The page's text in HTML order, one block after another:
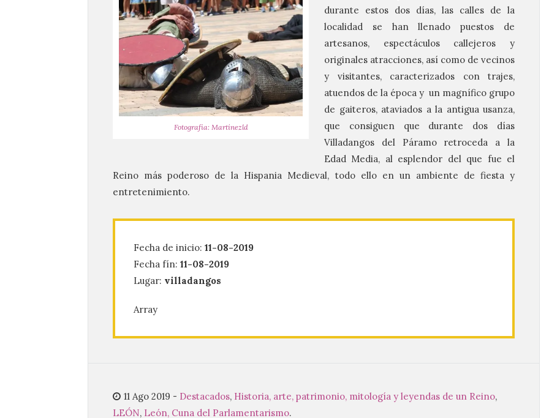
Fotografía: Martínezld
durante estos dos días, las calles de la
localidad se han llenado puestos de
artesanos, espectáculos callejeros y
originales atracciones, así como de vecinos
y visitantes, caracterizados con trajes,
atuendos de la época y un magnífico grupo
de gaiteros, ataviados a la antigua usanza,
que consiguen que durante dos días
Villadangos del Páramo retroceda a la
Edad Media, al esplendor del que fue el
Reino más poderoso de la Hispania Medieval, todo ello en un ambiente de fiesta y
entretenimiento.
Fecha de inicio: 11-08-2019
Fecha fín: 11-08-2019
Lugar: villadangos
Array
11 Ago 2019 - Destacados, Historia, arte, patrimonio, mitología y leyendas de un Reino,
LEÓN, León, Cuna del Parlamentarismo.